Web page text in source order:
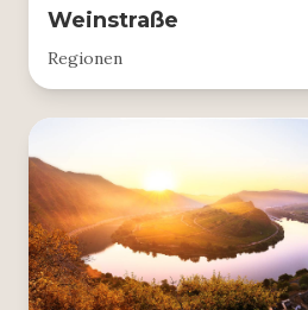
Weinstraße
Regionen